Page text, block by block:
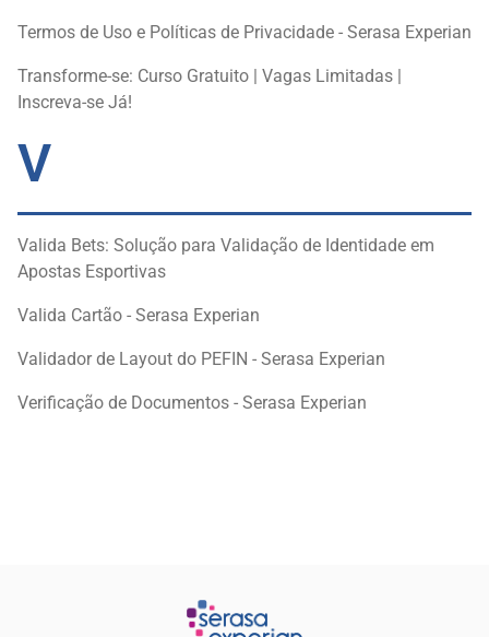
Termos de Uso e Políticas de Privacidade - Serasa Experian
Transforme-se: Curso Gratuito | Vagas Limitadas |
Inscreva-se Já!
V
Valida Bets: Solução para Validação de Identidade em
Apostas Esportivas
Valida Cartão - Serasa Experian
Validador de Layout do PEFIN - Serasa Experian
Verificação de Documentos - Serasa Experian